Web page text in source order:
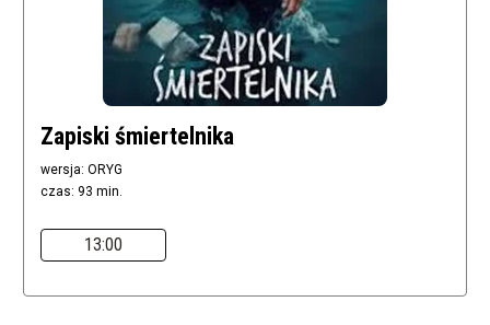
Zapiski śmiertelnika
wersja: ORYG
czas: 93 min.
13:00